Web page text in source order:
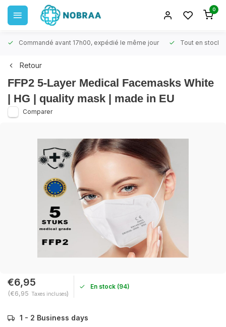
0
Commandé avant 17h00, expédié le même jour Tout en stock
Retour
FFP2 5-Layer Medical Facemasks White
| HG | quality mask | made in EU
Comparer
€6,95
(€6,95 Taxes incluses)
En stock (94)
1 - 2 Business days